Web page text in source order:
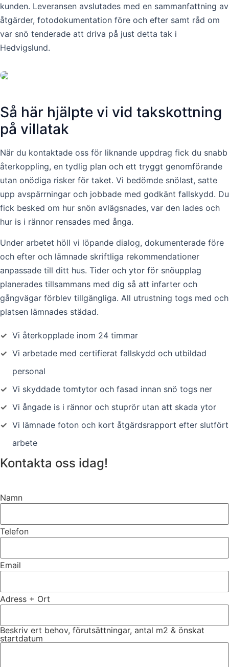
kunden. Leveransen avslutades med en sammanfattning av
åtgärder, fotodokumentation före och efter samt råd om
var snö tenderade att driva på just detta tak i
Hedvigslund.
Så här hjälpte vi vid takskottning
på villatak
När du kontaktade oss för liknande uppdrag fick du snabb
återkoppling, en tydlig plan och ett tryggt genomförande
utan onödiga risker för taket. Vi bedömde snölast, satte
upp avspärrningar och jobbade med godkänt fallskydd. Du
fick besked om hur snön avlägsnades, var den lades och
hur is i rännor rensades med ånga.
Under arbetet höll vi löpande dialog, dokumenterade före
och efter och lämnade skriftliga rekommendationer
anpassade till ditt hus. Tider och ytor för snöupplag
planerades tillsammans med dig så att infarter och
gångvägar förblev tillgängliga. All utrustning togs med och
platsen lämnades städad.
✓ Vi återkopplade inom 24 timmar
✓ Vi arbetade med certifierat fallskydd och utbildad
personal
✓ Vi skyddade tomtytor och fasad innan snö togs ner
✓ Vi ångade is i rännor och stuprör utan att skada ytor
✓ Vi lämnade foton och kort åtgärdsrapport efter slutfört
arbete
Kontakta oss idag!
Namn
Telefon
Email
Adress + Ort
Beskriv ert behov, förutsättningar, antal m2 & önskat
startdatum